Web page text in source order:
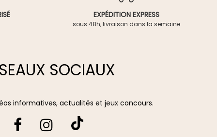
EXPÉDITION EXPRESS
sous 48h, livraison dans la semaine
SOCIAUX
informatives, actualités et jeux concours.